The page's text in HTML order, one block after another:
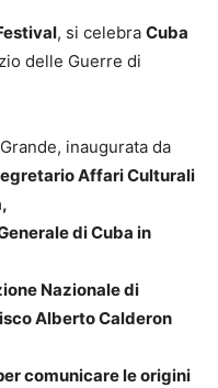
, si celebra Cuba
delle Guerre di
inaugurata da
Affari Culturali
di Cuba in
Nazionale di
Alberto Calderon
comunicare le origini